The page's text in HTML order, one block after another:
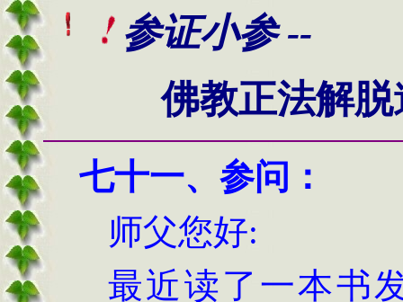
参证小参 --
佛教正法解
七十一、 参问 ：
师父您好:
最近读了一本书